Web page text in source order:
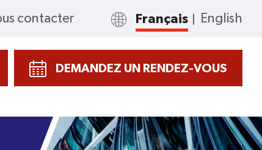
contacter Français English
DEMANDEZ UN RENDEZ-VOUS